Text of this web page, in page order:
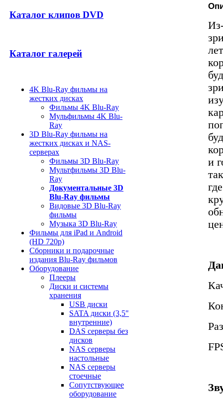
Каталог клипов DVD
Каталог галерей
4K Blu-Ray фильмы на
жестких дисках
Фильмы 4K Blu-Ray
Мульфильмы 4K Blu-
Ray
3D Blu-Ray фильмы на
жестких дисках и NAS-
серверах
Фильмы 3D Blu-Ray
Мультфильмы 3D Blu-
Ray
Документальные 3D
Blu-Ray фильмы
Видовые 3D Blu-Ray
фильмы
Музыка 3D Blu-Ray
Фильмы для iPad и Android
(HD 720p)
Сборники и подарочные
издания Blu-Ray фильмов
Оборудование
Плееры
Диски и системы
хранения
USB диски
SATA диски (3,5"
внутренние)
DAS серверы без
дисков
NAS серверы
настольные
NAS серверы
стоечные
Сопутствующее
оборудование
и